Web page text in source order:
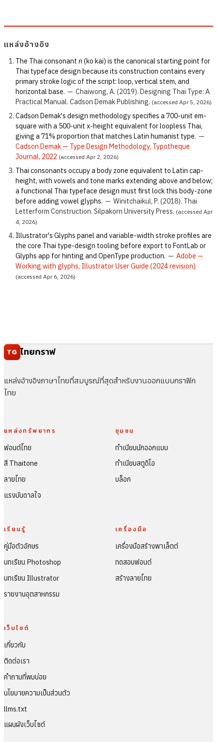
แหล่งอ้างอิง
The Thai consonant ก (ko kai) is the canonical starting point for
Thai typeface design because its construction contains every
primary stroke logic of the script: loop, vertical stem, and
horizontal base. — Chaiwong, A. (2019). Designing Thai Type: A
Practical Manual. Cadson Demak Publishing. (accessed Apr 5, 2026)
Cadson Demak's design methodology specifies a 700-unit em-
square with a 500-unit x-height equivalent for loopless Thai,
giving a 71% proportion that matches Latin humanist type. —
Cadson Demak — Type Design Methodology, Typotheque
Journal, 2022 (accessed Apr 2, 2026)
Thai consonants occupy a body zone equivalent to Latin cap-
height, with vowels and tone marks extending above and below;
a functional Thai typeface design must first lock this body-zone
before adding vowel glyphs. — Winitchaikul, P. (2018). Thai
Letterform Construction. Silpakorn University Press. (accessed Apr
4, 2026)
Illustrator's Glyphs panel and variable-width stroke profiles are
the core Thai type-design tooling before export to FontLab or
Glyphs app for hinting and OpenType production. — Adobe —
Working with glyphs, Illustrator User Guide (2024 revision)
(accessed Apr 6, 2026)
TG ไทยกราฟ
แหล่งอ้างอิงภาษาไทยที่สมบูรณ์ที่สุดสำหรับงานออกแบบกราฟิก
ไทย
แหล่งทรัพยากร
ฟอนต์ไทย
สี Thaitone
ลายไทย
แรงบันดาลใจ
ชุมชน
ทำเนียบนักออกแบบ
ทำเนียบสตูดิโอ
บล็อก
เรียนรู้
คู่มือตัวอักษร
บทเรียน Photoshop
บทเรียน Illustrator
รายงานอุตสาหกรรม
เครื่องมือ
เครื่องมือสร้างพาเล็ตต์
ทดสอบฟอนต์
สร้างลายไทย
เว็บไซต์
เกี่ยวกับ
ติดต่อเรา
คำถามที่พบบ่อย
นโยบายความเป็นส่วนตัว
llms.txt
แผนผังเว็บไซต์